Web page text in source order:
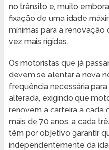
no trânsito e, muito
fixação de uma idade
mínimas para a renovação
vez mais rígidas.
Os motoristas que já
devem se atentar à nova
frequência necessária
alterada, exigindo que
renovem a carteira a cada
mais de 70 anos, a cada
têm por objetivo garantir
independentemente da